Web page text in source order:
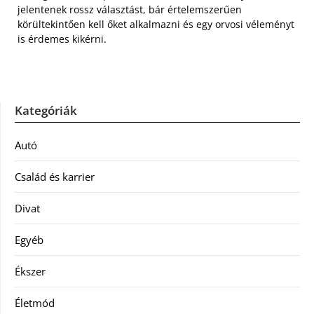
jelentenek rossz választást, bár értelemszerűen
körültekintően kell őket alkalmazni és egy orvosi véleményt
is érdemes kikérni.
Kategóriák
Autó
Család és karrier
Divat
Egyéb
Ékszer
Életmód